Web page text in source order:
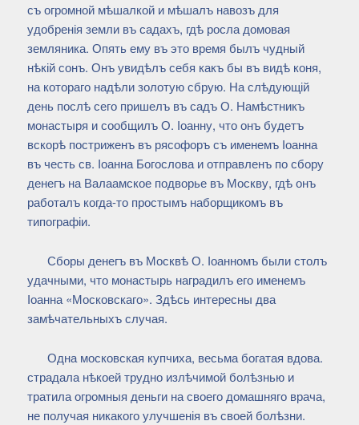
съ огромной мѣшалкой и мѣшалъ навозъ для
удобренія земли въ садахъ, гдѣ росла домовая
земляника. Опять ему въ это время былъ чудный
нѣкій сонъ. Онъ увидѣлъ себя какъ бы въ видѣ коня,
на котораго надѣли золотую сбрую. На слѣдующій
день послѣ сего пришелъ въ садъ О. Намѣстникъ
монастыря и сообщилъ О. Іоанну, что онъ будетъ
вскорѣ постриженъ въ рясофоръ съ именемъ Іоанна
въ честь св. Іоанна Богослова и отправленъ по сбору
денегъ на Валаамское подворье въ Москву, гдѣ онъ
работалъ когда-то простымъ наборщикомъ въ
типографіи.
Сборы денегъ въ Москвѣ О. Іоанномъ были столъ
удачными, что монастырь наградилъ его именемъ
Іоанна «Московскаго». Здѣсь интересны два
замѣчательныхъ случая.
Одна московская купчиха, весьма богатая вдова.
страдала нѣкоей трудно излѣчимой болѣзнью и
тратила огромныя деньги на своего домашняго врача,
не получая никакого улучшенія въ своей болѣзни.